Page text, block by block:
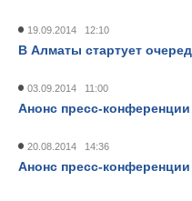
19.09.2014 12:10
В Алматы стартует
03.09.2014 11:00
Анонс пресс-конференции
20.08.2014 14:36
Анонс пресс-конференции